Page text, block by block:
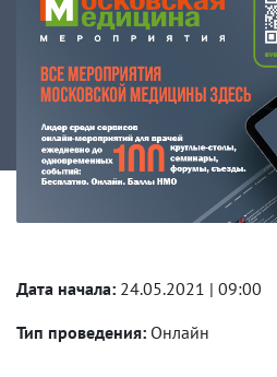
Дата начала:
24.05.2021 | 09:00
Тип проведения: Онлайн